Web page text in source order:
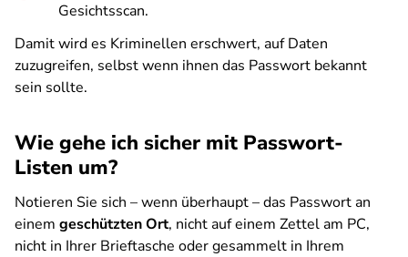
Gesichtsscan.
Damit wird es Kriminellen erschwert, auf Daten
zuzugreifen, selbst wenn ihnen das Passwort bekannt
sein sollte.
Wie gehe ich sicher mit Passwort-
Listen um?
Notieren Sie sich – wenn überhaupt – das Passwort an
einem geschützten Ort, nicht auf einem Zettel am PC,
nicht in Ihrer Brieftasche oder gesammelt in Ihrem